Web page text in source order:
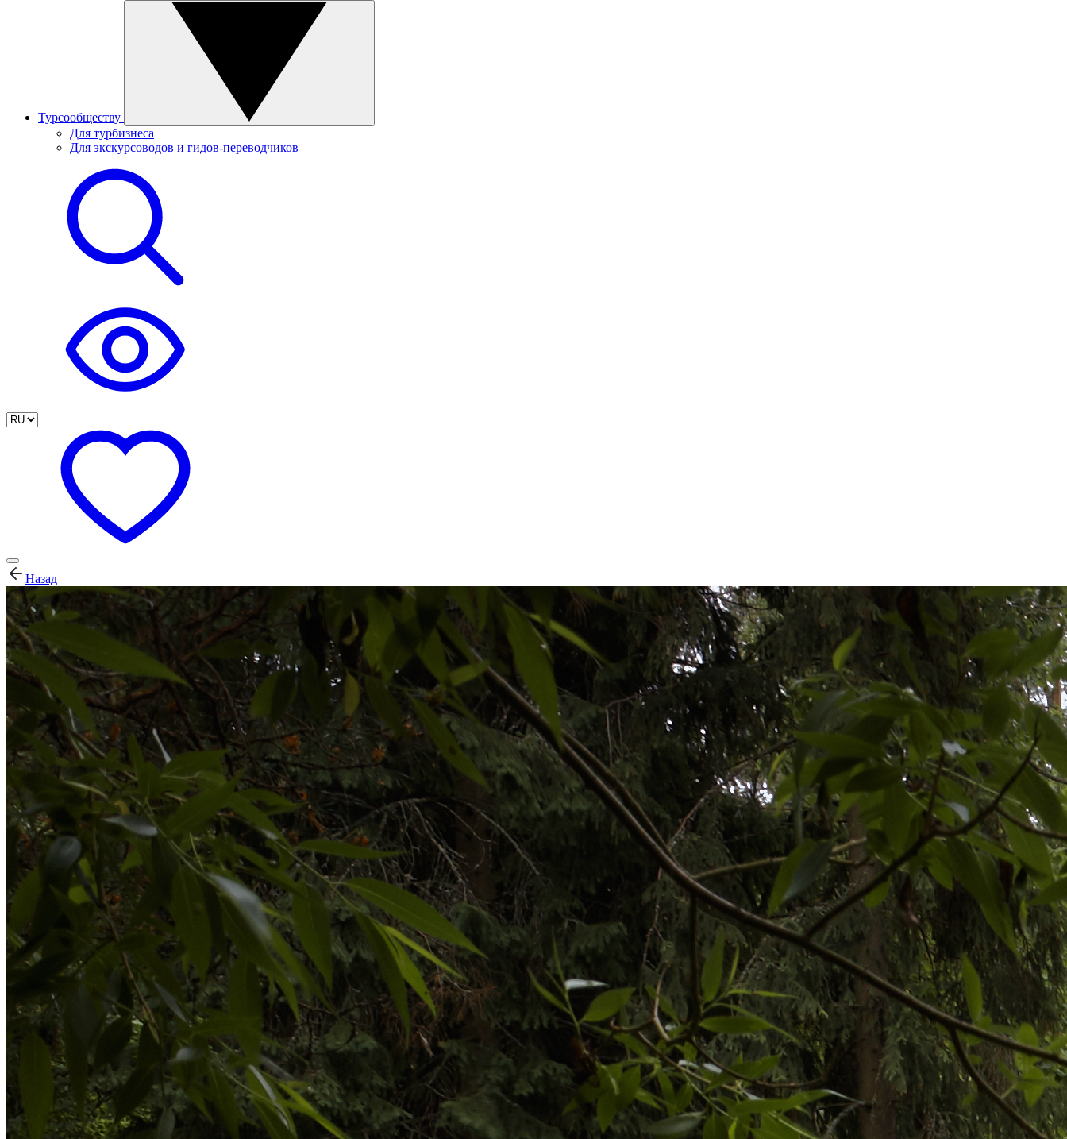
Турсообществу
Для турбизнеса
Для экскурсоводов и гидов-переводчиков
Назад